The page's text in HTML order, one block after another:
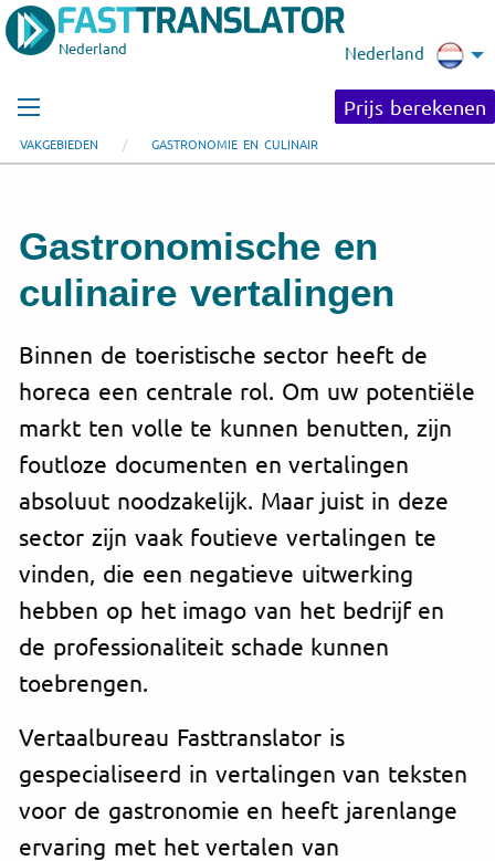
Nederland Nederland
Prijs berekenen
VAKGEBIEDEN GASTRONOMIE EN CULINAIR
Gastronomische en
culinaire vertalingen
Binnen de toeristische sector heeft de
horeca een centrale rol. Om uw potentiële
markt ten volle te kunnen benutten, zijn
foutloze documenten en vertalingen
absoluut noodzakelijk. Maar juist in deze
sector zijn vaak foutieve vertalingen te
vinden, die een negatieve uitwerking
hebben op het imago van het bedrijf en
de professionaliteit schade kunnen
toebrengen.
Vertaalbureau Fasttranslator is
gespecialiseerd in vertalingen van teksten
voor de gastronomie en heeft jarenlange
ervaring met het vertalen van